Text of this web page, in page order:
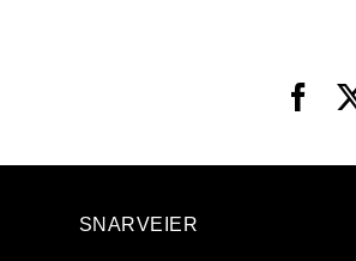
SNARVEIER